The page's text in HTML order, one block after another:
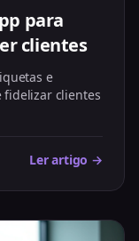
para
clientes
e
fidelizar clientes
Ler artigo →